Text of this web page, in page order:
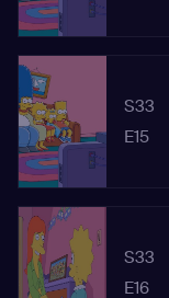
S33
E15
S33
E16